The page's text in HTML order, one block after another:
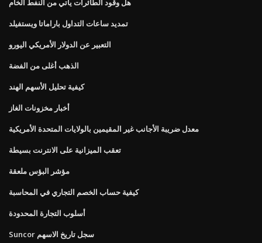
هل وقود الطائرات يأتي من النفط الخام
تمديد ساعات التداول باراماتا ويستفيلد
التعبير عن الدولار الأمريكي اليورو
الذهب أغلى من الفضة
كيفية تحليل الأسهم الهند
أخبار مخزونات الغاز
معدل ضريبة الأجانب غير المقيمين بالولايات المتحدة الأمريكية
تعقب الميزانية على الانترنت بسيطة
مؤشر البؤس ملعقة
كيفية حساب الخصم التجاري في المحاسبة
أسلوب التجارة المحدودة
Suncor سجل تاريخ الاسهم